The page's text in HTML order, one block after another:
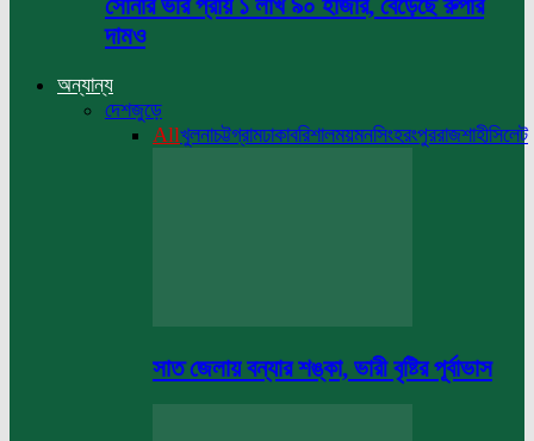
সোনার ভরি প্রায় ১ লাখ ৯০ হাজার, বেড়েছে রুপার
দামও
অন্যান্য
দেশজুড়ে
Allখুলনাচট্টগ্রামঢাকাবরিশালময়মনসিংহরংপুররাজশাহীসিলেট
সাত জেলায় বন্যার শঙ্কা, ভারী বৃষ্টির পূর্বাভাস